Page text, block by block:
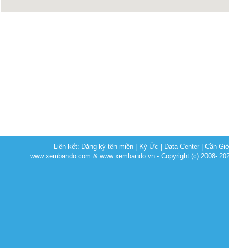
Liên kết:Đăng ký tên miền Ký Ức Data Center |Cần
www.xembando.com & www.xembando.vn - Copyright (c) 2008-